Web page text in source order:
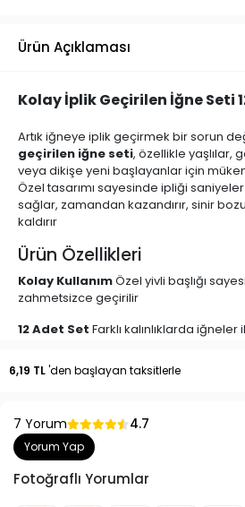
Ürün Açıklaması
Kolay İplik Geçirilen İğne Seti
Artık iğneye iplik geçirmek bir sorun
geçirilen iğne seti, özellikle yaşlılar,
veya dikişe yeni başlayanlar için
Özel tasarımı sayesinde ipliği
sağlar, zamandan kazandırır, sinir
kaldırır
Ürün Özellikleri
Kolay KullanımÖzel yivli başlığı
zahmetsizce geçirilir
12 Adet Set Farklı kalınlıklarda
Paslanmaz Çelik Malzeme
Uzun
Göz Yormaz, El Oyalamaz
hobi amaçlı kullanıcılar için idealdir
Ev Tipi ve Profesyonel Kullanım
işleri için uygundur
6,19 TL'den başlayan taksitlerle
7 Yorum 4.7
Yorum Yap
Fotoğraflı Yorumlar